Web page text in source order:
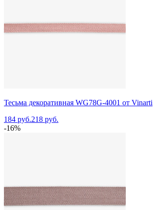
Тесьма декоративная WG78G-4001 от Vinarti
184 руб.218 руб.
-16%